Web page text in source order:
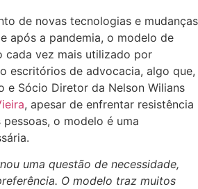
de novas tecnologias e mudanças
após a pandemia, o modelo de
cada vez mais utilizado por
escritórios de advocacia, algo que,
e Sócio Diretor da Nelson Wilians
, apesar de enfrentar resistência
o modelo é uma
uma questão de necessidade,
O modelo traz muitos